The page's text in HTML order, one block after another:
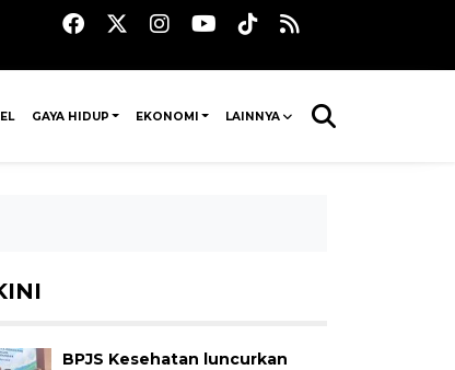
GAYA HIDUP EKONOMI LAINNYA
BPJS Kesehatan luncurkan